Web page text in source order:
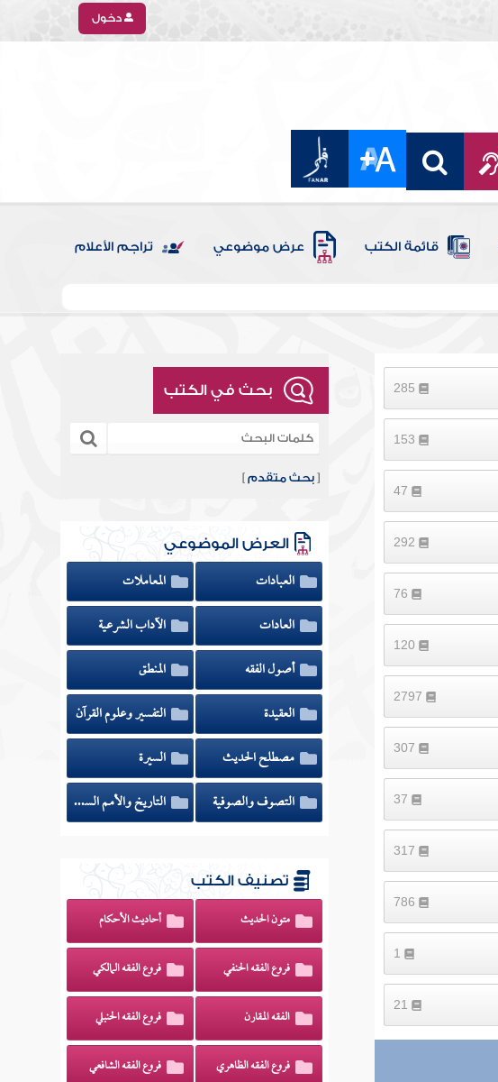
دخول
قائمة الكتب عرض موضوعي تراجم الأعلام
بحث في الكتب
[بحث متقدم ]
العرض الموضوعي
العبادات
المعاملات
العادات
الآداب الشرعية
أصول الفقه
المنطق
العقيدة
التفسير وعلوم القرآن
مصطلح الحديث
السيرة
التصوف والصوفية
التاريخ والأمم السابقة
تصنيف الكتب
متون الحديث أحاديث الأحكام
فروع الفقه الحنفي فروع الفقه المالكي
الفقه المقارن فروع الفقه الحنبلي
فروع الفقه الظاهري فروع الفقه الشافعي